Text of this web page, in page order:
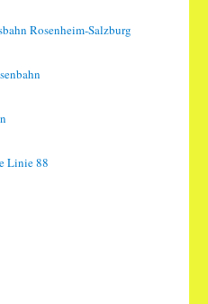
Rosenheim-Salzburg
Linie 88